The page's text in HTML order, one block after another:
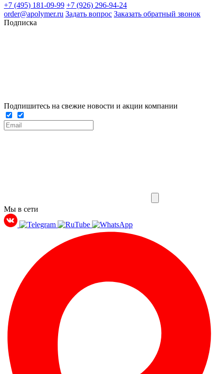
+7 (495) 181-09-99 +7 (926) 296-94-24
order@apolymer.ru Задать вопрос Заказать обратный звонок
Подписка
Подпишитесь на свежие новости и акции компании
Мы в сети